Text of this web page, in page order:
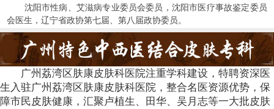
沈阳市性病、艾滋病专业委员会委员，沈阳市医疗事故鉴定委员
会医生，辽宁省政协第七届、第八届政协委员。
广州荔湾区肤康皮肤科医院注重学科建设，特聘资深医
生入驻广州荔湾区肤康皮肤科医院，整合名医资源优势，保
障市民皮肤健康，汇聚卢植生、田华、吴月志等一大批皮肤